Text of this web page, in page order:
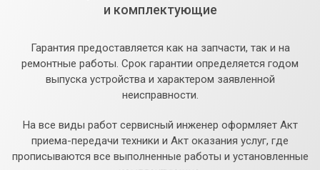
и комплектующие
Гарантия предоставляется как на запчасти, так и на
ремонтные работы. Срок гарантии определяется годом
выпуска устройства и характером заявленной
неисправности.
На все виды работ сервисный инженер оформляет Акт
приема-передачи техники и Акт оказания услуг, где
прописываются все выполненные работы и установленные